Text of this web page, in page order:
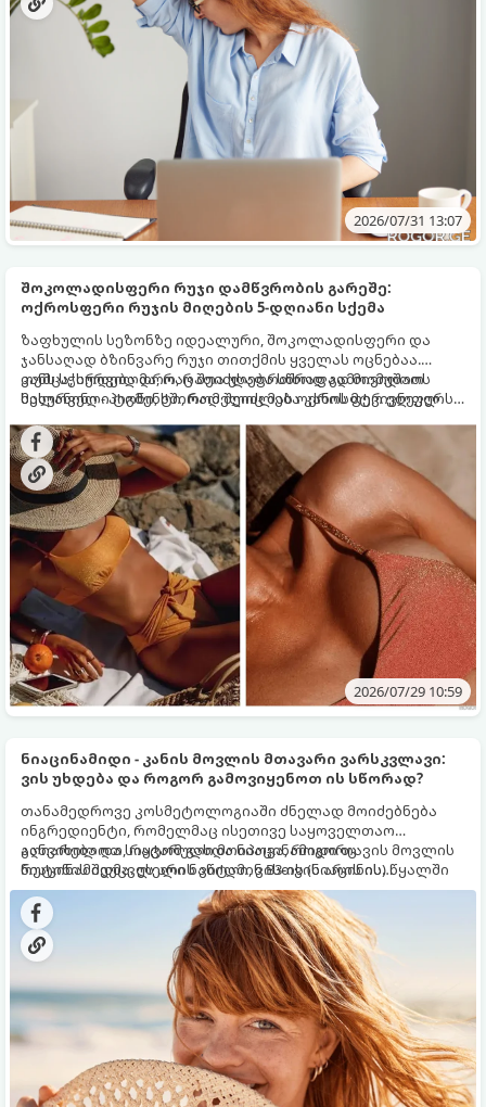
2026/07/31 13:07
შოკოლადისფერი რუჯი დამწვრობის გარეშე:
ოქროსფერი რუჯის მიღების 5-დღიანი სქემა
ზაფხულის სეზონზე იდეალური, შოკოლადისფერი და
ჯანსაღად ბზინვარე რუჯი თითქმის ყველას ოცნებაა.
თუმცა, სურვილმა, რაც შეიძლება სწრაფად მივიღოთ
სასურველი ტონი, ხშირად შეიძლება კანის მტკივნეულ
მიგვიყვანოს.
კანს სჭირდება დრო, რათა უსაფრთხოდ გამოიმუშაოს
მელანინი - პიგმენტი, რომელიც მას ოქროსფერ ელფერს
დღიანი სქემა დაგეხმარებათ, მიიღოთ ღრმა, თანაბარი
და ხანგრძლივი რუჯი კანის ჯანმრთელობის დაზიანების
გარეშე.
2026/07/29 10:59
ნიაცინამიდი - კანის მოვლის მთავარი ვარსკვლავი:
ვის უხდება და როგორ გამოვიყენოთ ის სწორად?
თანამედროვე კოსმეტოლოგიაში ძნელად მოიძებნება
ინგრედიენტი, რომელმაც ისეთივე საყოველთაო
აღიარება და სიყვარული მოიპოვა, როგორც
ნიაცინამიდმა. ეს არის ვიტამინ B3-ის (ნიაცინის) წყალში
ხსნადი ფორმა, რომელიც თითქმის ყველა ტიპის
კანისთვის ნამდვილი „მაშველი რგოლია“.
განვიხილოთ, რატომ გახდა ნიაცინამიდი თავის მოვლის
რუტინის შეუცვლელი ნაწილი, ვისთვის არის ის
განკუთვნილი და როგორ უნდა გამოვიყენოთ ის
მაქსიმალური ეფექტის მისაღწევად.